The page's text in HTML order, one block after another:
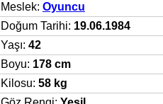
Meslek: Oyuncu
Doğum Tarihi: 19.06.1984
Yaşı: 42
Boyu: 178 cm
Kilosu: 58 kg